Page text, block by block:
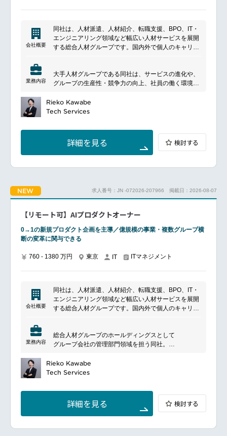
事業課題に基づくデータ要件定義
データモデリング（DWH設計）およびデータマート
整備（dbt等）
事業KPI（粗利/人、生産性、成約率等）に紐づくデー
タ設計
セキュリティやガバナンスを考慮したデータ管理ルー
ルの整備
■所属いただく組織
デジタル化を推進することで、パーソルグループ全体
部門です。
を伝え合う風通しの良い社風です。
全面的にバックアップする環境です。
前半～40代のデータサイエンティスト、AIエンジニア
が中心で構成されます。
同グループ中期経営計画の柱となる一端を担う組織で
関わる貴重な経験も積んでいただけます。
戦略的な投資を行っている領域をご担当いただくた
め、新しいチャレンジもしていただける可能性が高い
を積んでいただくことが出来ます。
リモートワークを推進しており、フレックスタイム制
択できます。（リモートワーク率85％)
会社概要
同社は、人材派遣、人材紹介、転職支援、BPO、IT・
エンジニアリング領域など幅広い人材サービスを展開
する総合人材グループです。国内外で個人のキャリア
ジー領域にも事業を拡大しています。多様な働き方や
人材活用を支える業界大手の一社です。
業務内容
大手人材グループである同社は、サービスの進化や、
グループの生産性・競争力の向上、社員の働く環境の
7万人のグループ企業の中で、各社のデジタル案件・
施策をホールディングスの立場からチームで支援し、
ち上げを一緒に実現していただける仲間を、組織強化
のため募集します！
━━━━━━━━━━━━━━━
■配属組織について
立場に関わらず意見を伝え合う風通しの良い社風で
す。
中途社員がほとんどで、立場に関わらず意見を伝え合
う風通しの良い社風です。
また、主体的な言動や意志を尊重し裁量ある働き方が
できる環境であり、成長意欲がある方には組織として
■ポジションについて
出まで、企画立案から実行・検証まで一貫して関与し
ます。
DX戦略／施策の企画立案
各部門と連携したプロジェクト推進
事業責任者と連携しながら、ゼロベースでの企画立ち
上げやデータをもとにした意思決定を担います。
■魅力ポイント
大規模事業の戦略やDXに直接関与できる
AIを活用した業務改革・新規価値創出に携われる
エンジニア／データサイエンティストと連携した価値
Rieko Kawabe
Tech Services
詳細を見る 検討する
NEW 求人番号：JN -072026-207966 掲載日：2026-08-07
【リモート可】AIプロダクトオーナー
0→1の新規プロダクト企画を主導／億規模の事業・複数グループ横
断の変革に関与できる
760 - 1380 万円 東京 IT ITマネジメント
会社概要
同社は、人材派遣、人材紹介、転職支援、BPO、IT・
エンジニアリング領域など幅広い人材サービスを展開
する総合人材グループです。国内外で個人のキャリア
ジー領域にも事業を拡大しています。多様な働き方や
人材活用を支える業界大手の一社です。
業務内容
総合人材グループのホールディングスとして
グループ会社の管理部門領域を担う同社。
て、グループ全体の経営をリードし、
裁量を持ちながら、あなたの経験を活かし、活躍しま
━━━━━━━━━━━━━━━
■ポジションについて
同グループ各事業会社の経営戦略・事業課題に対し、
生成AI・AI技術を中核に据えたプロダクトやシステム
Rieko Kawabe
Tech Services
詳細を見る 検討する